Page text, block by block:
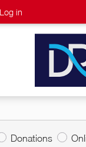
Log in
Donations